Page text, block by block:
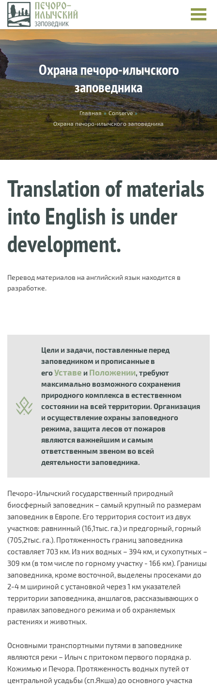
Skip to main content
Охрана печоро-илычского
заповедника
You are hereГлавная » Conserve »
Охрана печоро-илычского заповедника
Translation of materials
into English is under
development.
Перевод материалов на английский язык находится в
разработке.
Цели и задачи, поставленные перед
заповедником и прописанные в
егоУставе и Положении, требуют
максимально возможного сохранения
природного комплекса в естественном
состоянии на всей территории. Организация
и осуществление охраны заповедного
режима, защита лесов от пожаров
являются важнейшим и самым
ответственным звеном во всей
деятельности заповедника.
Печоро-Илычский государственный природный
биосферный заповедник – самый крупный по размерам
заповедник в Европе. Его территория состоит из двух
участков: равнинный (16,1тыс. га.) и предгорный, горный
(705,2тыс. га.). Протяженность границ заповедника
составляет 703 км. Из них водных – 394 км, и сухопутных –
309 км (в том числе по горному участку - 166 км). Границы
заповедника, кроме восточной, выделены просеками до
2-4 м шириной с установкой через 1 км указателей
территории заповедника, аншлагов, рассказывающих о
правилах заповедного режима и об охраняемых
растениях и животных.
Основными транспортными путями в заповеднике
являются реки – Илыч с притоком первого порядка р.
Кожимью и Печора. Протяженность водных путей от
центральной усадьбы (сп.Якша) до основного участка